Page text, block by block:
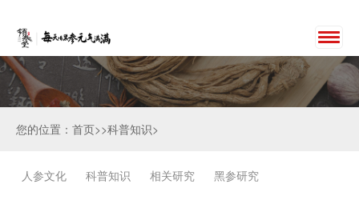
您的位置：首页>>科普知识>
人参文化 科普知识 相关研究 黑参研究